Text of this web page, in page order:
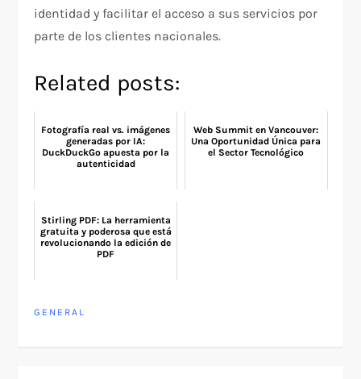
identidad y facilitar el acceso a sus servicios por
parte de los clientes nacionales.
Related posts:
Fotografía real vs. imágenes
generadas por IA:
DuckDuckGo apuesta por la
autenticidad
Web Summit en Vancouver:
Una Oportunidad Única para
el Sector Tecnológico
Stirling PDF: La herramienta
gratuita y poderosa que está
revolucionando la edición de
PDF
GENERAL